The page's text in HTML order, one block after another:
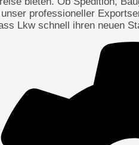
professioneller
Lkw schnell ihren neuen